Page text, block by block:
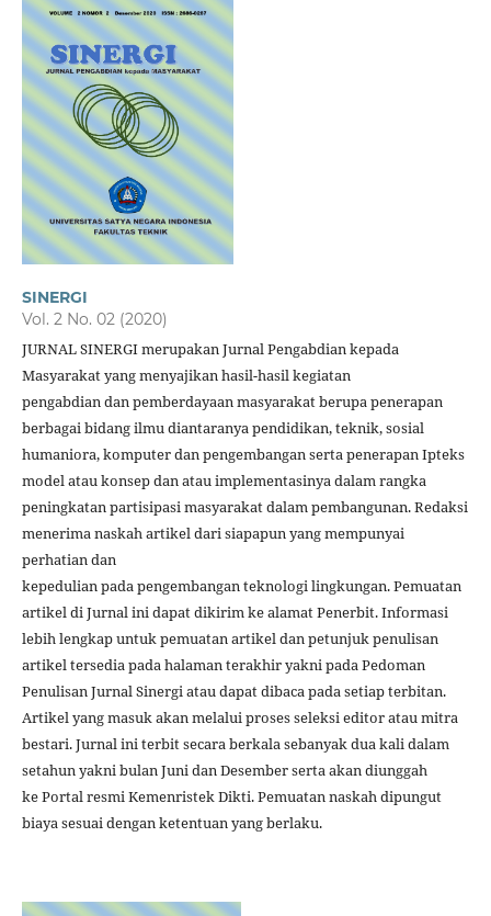
SINERGI
Vol. 2 No. 02 (2020)
JURNAL SINERGI merupakan Jurnal Pengabdian kepada
Masyarakat yang menyajikan hasil-hasil kegiatan
pengabdian dan pemberdayaan masyarakat berupa penerapan
berbagai bidang ilmu diantaranya pendidikan, teknik, sosial
humaniora, komputer dan pengembangan serta penerapan Ipteks
model atau konsep dan atau implementasinya dalam rangka
peningkatan partisipasi masyarakat dalam pembangunan. Redaksi
menerima naskah artikel dari siapapun yang mempunyai
perhatian dan
kepedulian pada pengembangan teknologi lingkungan. Pemuatan
artikel di Jurnal ini dapat dikirim ke alamat Penerbit. Informasi
lebih lengkap untuk pemuatan artikel dan petunjuk penulisan
artikel tersedia pada halaman terakhir yakni pada Pedoman
Penulisan Jurnal Sinergi atau dapat dibaca pada setiap terbitan.
Artikel yang masuk akan melalui proses seleksi editor atau mitra
bestari. Jurnal ini terbit secara berkala sebanyak dua kali dalam
setahun yakni bulan Juni dan Desember serta akan diunggah
ke Portal resmi Kemenristek Dikti. Pemuatan naskah dipungut
biaya sesuai dengan ketentuan yang berlaku.